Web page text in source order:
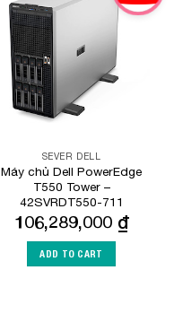
Add to
Wishlist
SEVER DELL
Máy chủ Dell PowerEdge
T550 Tower –
42SVRDT550-711
106,289,000 ₫
ADD TO CART